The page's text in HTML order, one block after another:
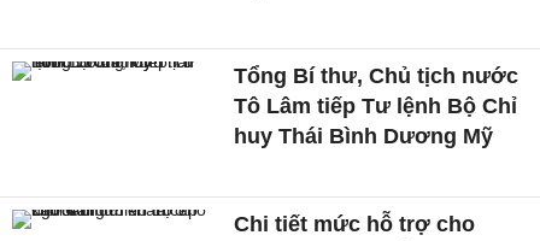
Tổng Bí thư, Chủ tịch nước
Tô Lâm tiếp Tư lệnh Bộ Chỉ
huy Thái Bình Dương Mỹ
Chi tiết mức hỗ trợ cho